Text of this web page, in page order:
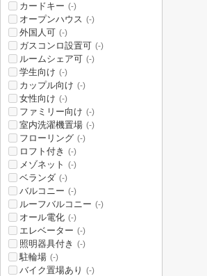
カードキー (-)
オープンハウス (-)
外国人可 (-)
ガスコンロ設置可 (-)
ルームシェア可 (-)
学生向け (-)
カップル向け (-)
女性向け (-)
ファミリー向け (-)
室内洗濯機置場 (-)
フローリング (-)
ロフト付き (-)
メゾネット (-)
ベランダ (-)
バルコニー (-)
ルーフバルコニー (-)
オール電化 (-)
エレベーター (-)
照明器具付き (-)
駐輪場 (-)
バイク置場あり (-)